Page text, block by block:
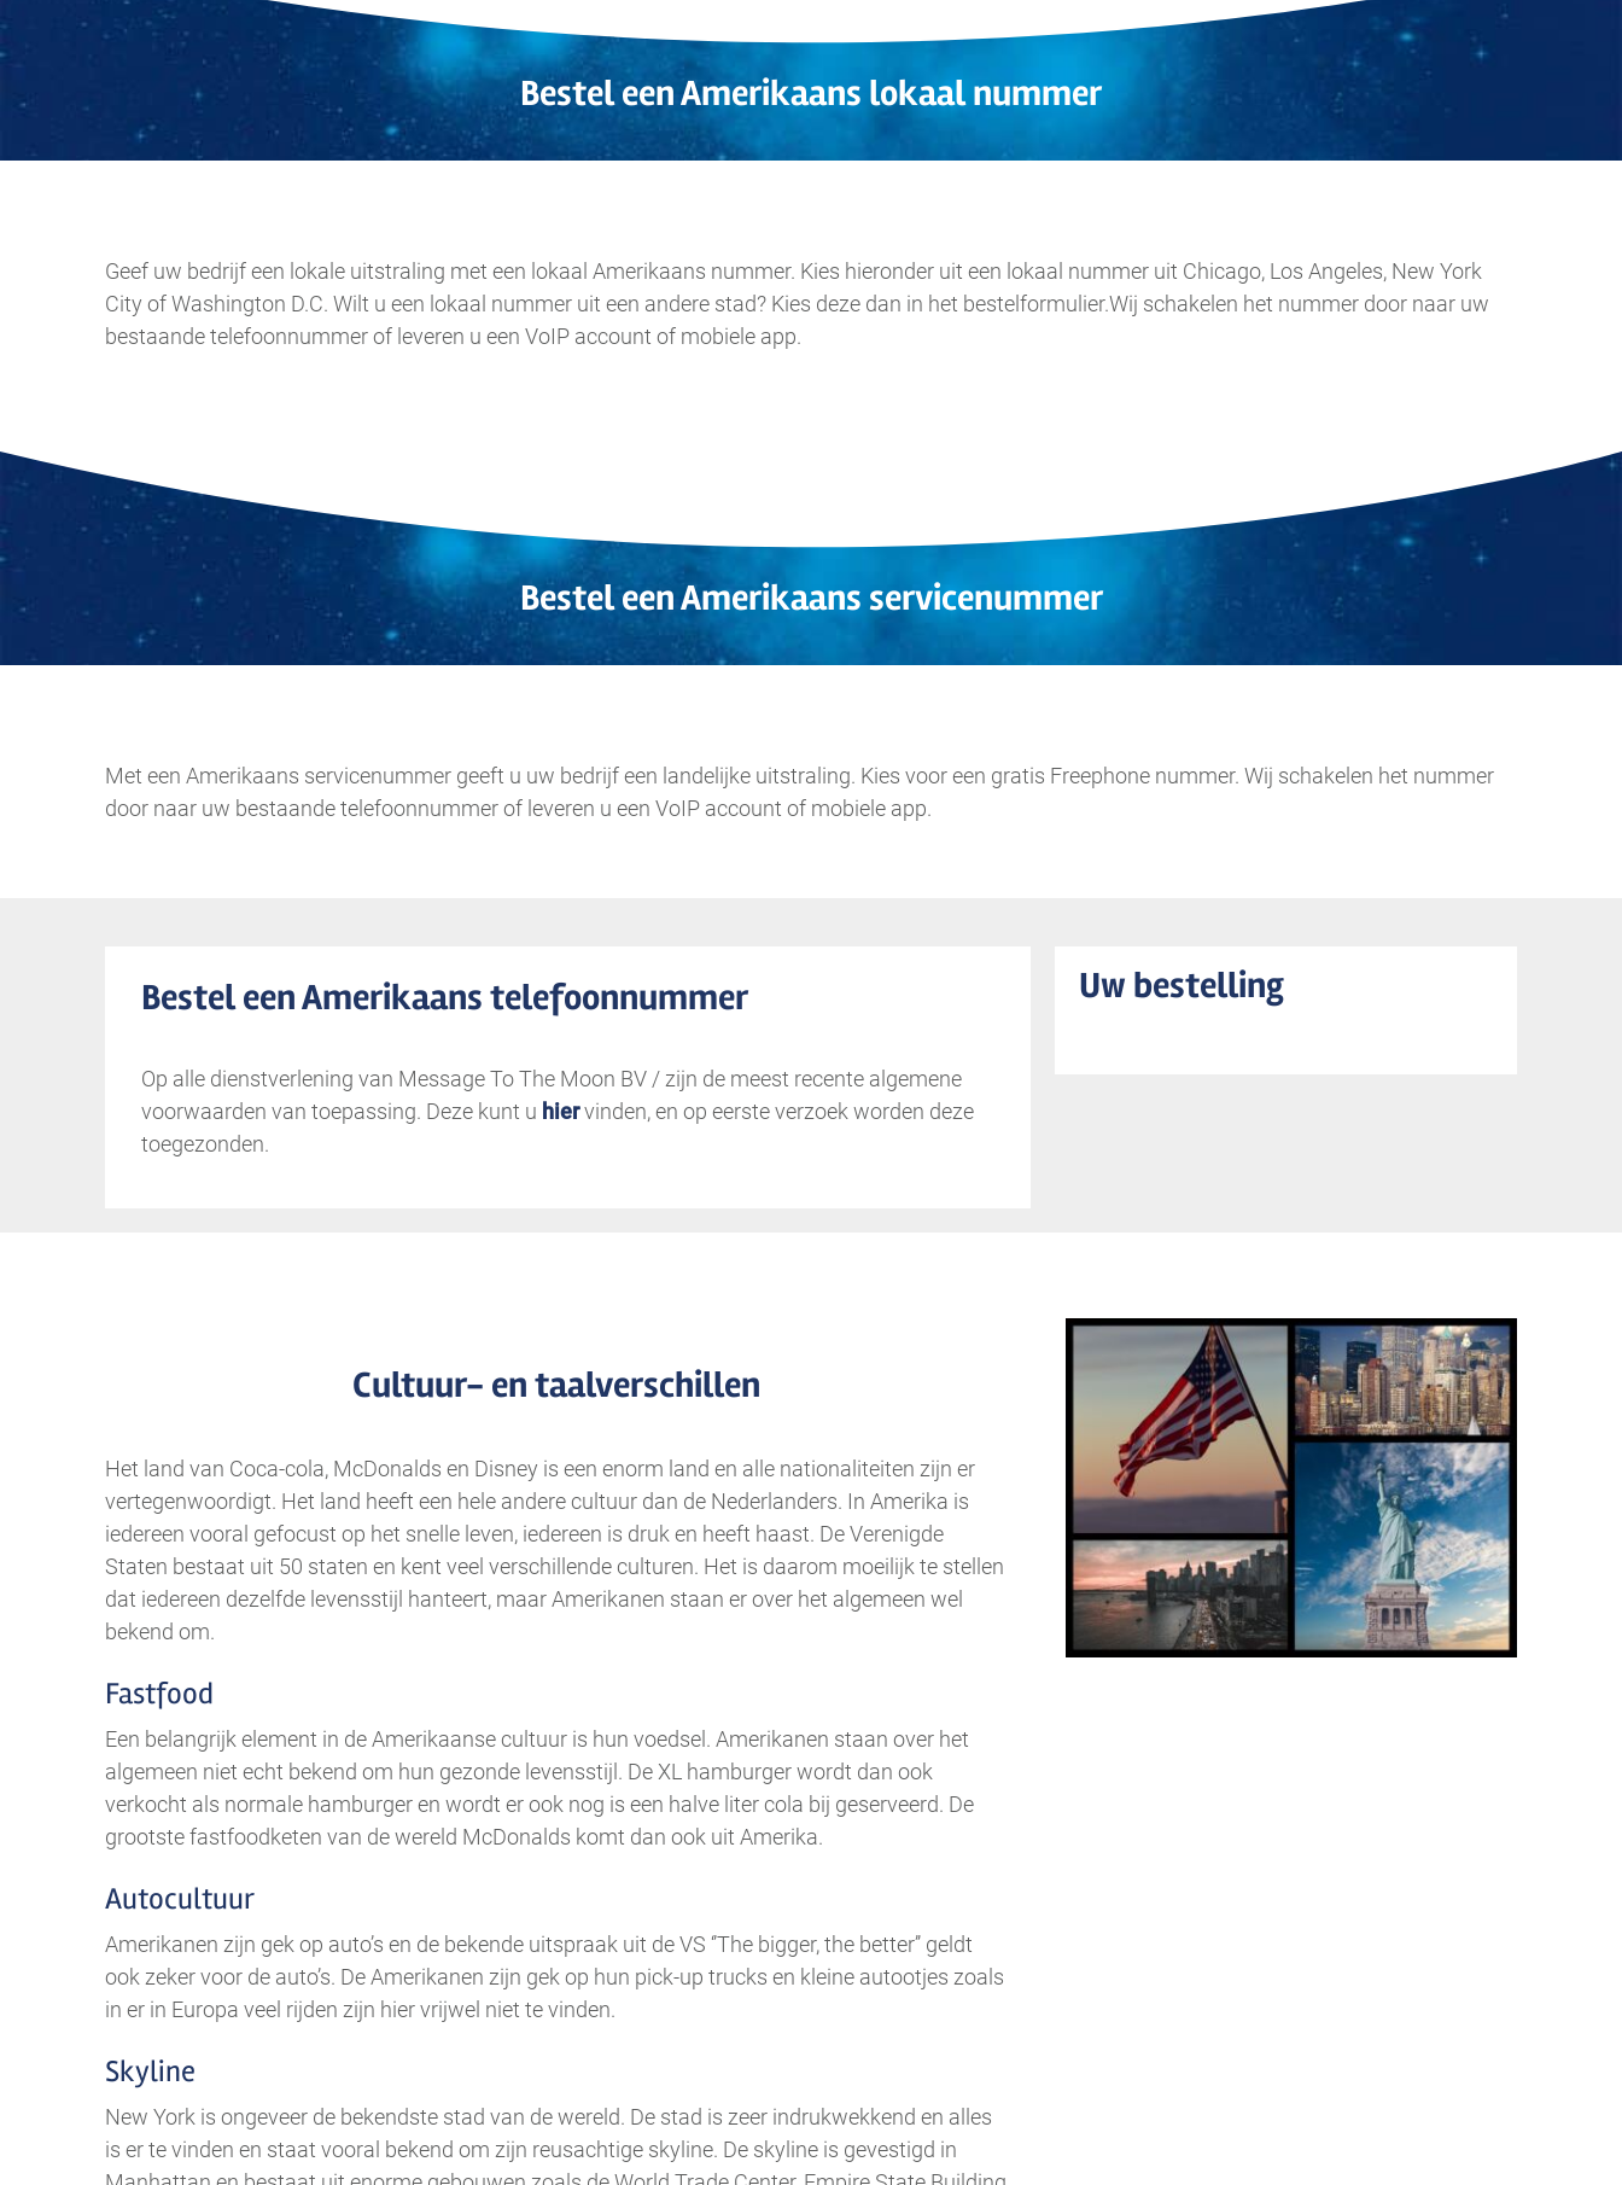
Bestel een Amerikaans lokaalnummer
Geef uw bedrijf een lokale uitstraling met een lokaal Amerikaans nummer. Kies hieronder uit een lokaal nummer uit Chicago, Los Angeles, New York
City of Washington D.C. Wilt u een lokaal nummer uit een andere stad? Kies deze dan in het bestelformulier.Wij schakelen het nummer door naar uw
bestaande telefoonnummer of leveren u een VoIP account of mobiele app.
Bestel een Amerikaans servicenummer
Met een Amerikaans servicenummer geeft u uw bedrijf een landelijke uitstraling. Kies voor een gratis Freephone nummer. Wij schakelen het nummer
door naar uw bestaande telefoonnummer of leveren u een VoIP account of mobiele app.
Bestel een Amerikaans telefoonnummer
Op alle dienstverlening van Message To The Moon BV / zijn de meest recente algemene
voorwaarden van toepassing. Deze kunt u hiervinden, en op eerste verzoek worden deze
toegezonden.
Uw bestelling
Cultuur- en taalverschillen
Het land van Coca-cola, McDonalds en Disney is een enorm land en alle nationaliteiten zijn er
vertegenwoordigt. Het land heeft een hele andere cultuur dan de Nederlanders. In Amerika is
iedereen vooral gefocust op het snelle leven, iedereen is druk en heeft haast. De Verenigde
Staten bestaat uit 50 staten en kent veel verschillende culturen. Het is daarom moeilijk te stellen
dat iedereen dezelfde levensstijl hanteert, maar Amerikanen staan er over het algemeen wel
bekend om.
Fastfood
Een belangrijk element in de Amerikaanse cultuur is hun voedsel. Amerikanen staan over het
algemeen niet echt bekend om hun gezonde levensstijl. De XL hamburger wordt dan ook
verkocht als normale hamburger en wordt er ook nog is een halve liter cola bij geserveerd. De
grootste fastfoodketen van de wereld McDonalds komt dan ook uit Amerika.
Autocultuur
Amerikanen zijn gek op auto’s en de bekende uitspraak uit de VS ‘’The bigger, the better’’ geldt
ook zeker voor de auto’s. De Amerikanen zijn gek op hun pick-up trucks en kleine autootjes zoals
in er in Europa veel rijden zijn hier vrijwel niet te vinden.
Skyline
New York is ongeveer de bekendste stad van de wereld. De stad is zeer indrukwekkend en alles
is er te vinden en staat vooral bekend om zijn reusachtige skyline. De skyline is gevestigd in